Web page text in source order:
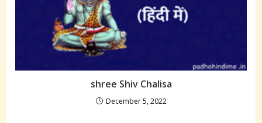
shree Shiv Chalisa
December 5, 2022